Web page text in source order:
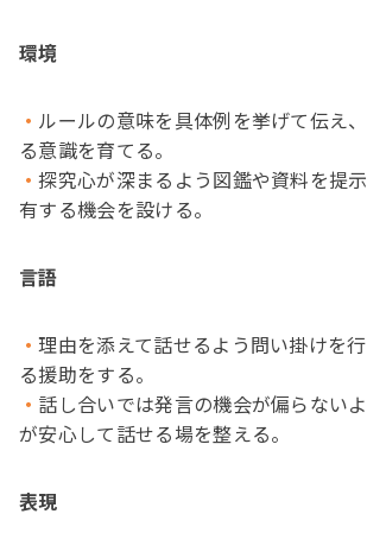
環境
ルールの意味を具体例を挙げて伝え
る意識を育てる。
探究心が深まるよう図鑑や資料を提
有する機会を設ける。
言語
理由を添えて話せるよう問い掛けを
る援助をする。
話し合いでは発言の機会が偏らない
が安心して話せる場を整える。
表現